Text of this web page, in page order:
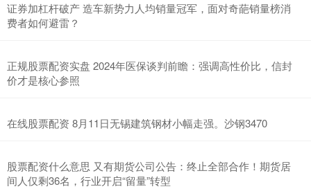
证券加杠杆破产 造车新势力人均销量冠军，面对奇葩销量榜消
费者如何避雷？
正规股票配资实盘 2024年医保谈判前瞻：强调高性价比，信封
价才是核心参照
在线股票配资 8月11日无锡建筑钢材小幅走强。沙钢3470
股票配资什么意思 又有期货公司公告：终止全部合作！期货居
间人仅剩36名，行业开启“留量”转型